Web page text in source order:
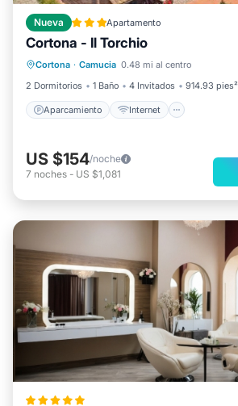
Nueva Apartamento
Cortona - Il Torchio
Cortona · Camucia 0.48 mi al centro
2 Dormitorios
1 Baño 4 Invitados 914.93 pies²
Aparcamiento Internet
Aparcamiento
Se admiten mascotas
US $154/noche
7 noches - US $1,081